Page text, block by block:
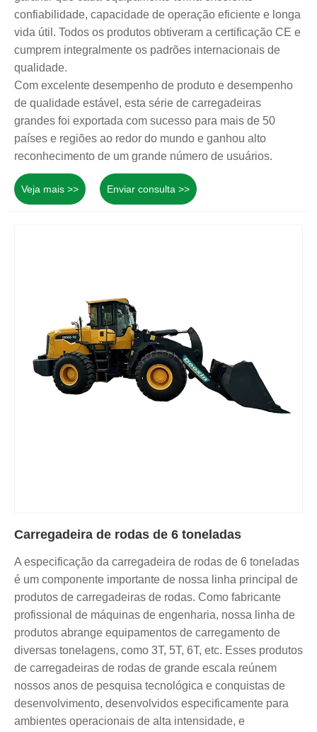
confiabilidade, capacidade de operação eficiente e longa
vida útil. Todos os produtos obtiveram a certificação CE e
cumprem integralmente os padrões internacionais de
qualidade.
Com excelente desempenho de produto e desempenho
de qualidade estável, esta série de carregadeiras
grandes foi exportada com sucesso para mais de 50
países e regiões ao redor do mundo e ganhou alto
reconhecimento de um grande número de usuários.
Veja mais >> Enviar consulta >>
Carregadeira de rodas de 6 toneladas
A especificação da carregadeira de rodas de 6 toneladas
é um componente importante de nossa linha principal de
produtos de carregadeiras de rodas. Como fabricante
profissional de máquinas de engenharia, nossa linha de
produtos abrange equipamentos de carregamento de
diversas tonelagens, como 3T, 5T, 6T, etc. Esses produtos
de carregadeiras de rodas de grande escala reúnem
nossos anos de pesquisa tecnológica e conquistas de
desenvolvimento, desenvolvidos especificamente para
ambientes operacionais de alta intensidade, e